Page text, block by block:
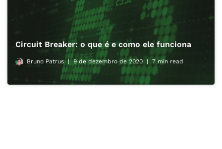
Circuit Breaker: o que é e como ele funciona
Bruno Patrus 9 de dezembro de 2020 7 min read